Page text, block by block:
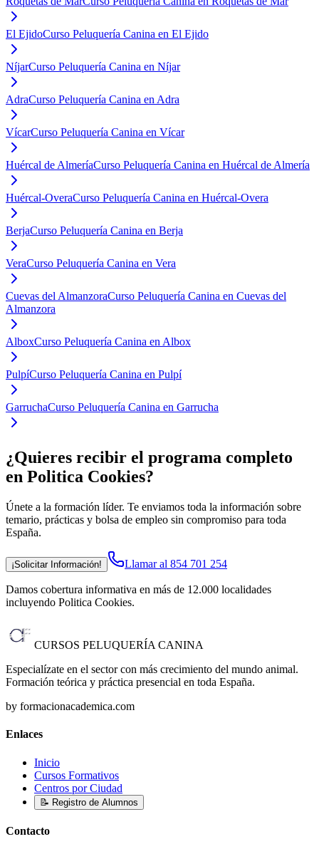
El EjidoCurso Peluquería Canina en El Ejido
NíjarCurso Peluquería Canina en Níjar
AdraCurso Peluquería Canina en Adra
VícarCurso Peluquería Canina en Vícar
Huércal de AlmeríaCurso Peluquería Canina en Huércal de Almería
Huércal-OveraCurso Peluquería Canina en Huércal-Overa
BerjaCurso Peluquería Canina en Berja
VeraCurso Peluquería Canina en Vera
Cuevas del AlmanzoraCurso Peluquería Canina en Cuevas del
Almanzora
AlboxCurso Peluquería Canina en Albox
PulpíCurso Peluquería Canina en Pulpí
GarruchaCurso Peluquería Canina en Garrucha
¿Quieres recibir el programa completo
en Politica Cookies?
Únete a la formación líder. Te enviamos toda la información sobre
temario, prácticas y bolsa de empleo sin compromiso para toda
España.
¡Solicitar Información! Llamar al 854 701 254
Damos cobertura informativa en más de 12.000 localidades
incluyendo Politica Cookies.
CURSOS PELUQUERÍA CANINA
Especialízate en el sector con más crecimiento del mundo animal.
Formación teórica y práctica presencial en toda España.
by formacionacademica.com
Enlaces
Inicio
Cursos Formativos
Centros por Ciudad
📝 Registro de Alumnos
Contacto